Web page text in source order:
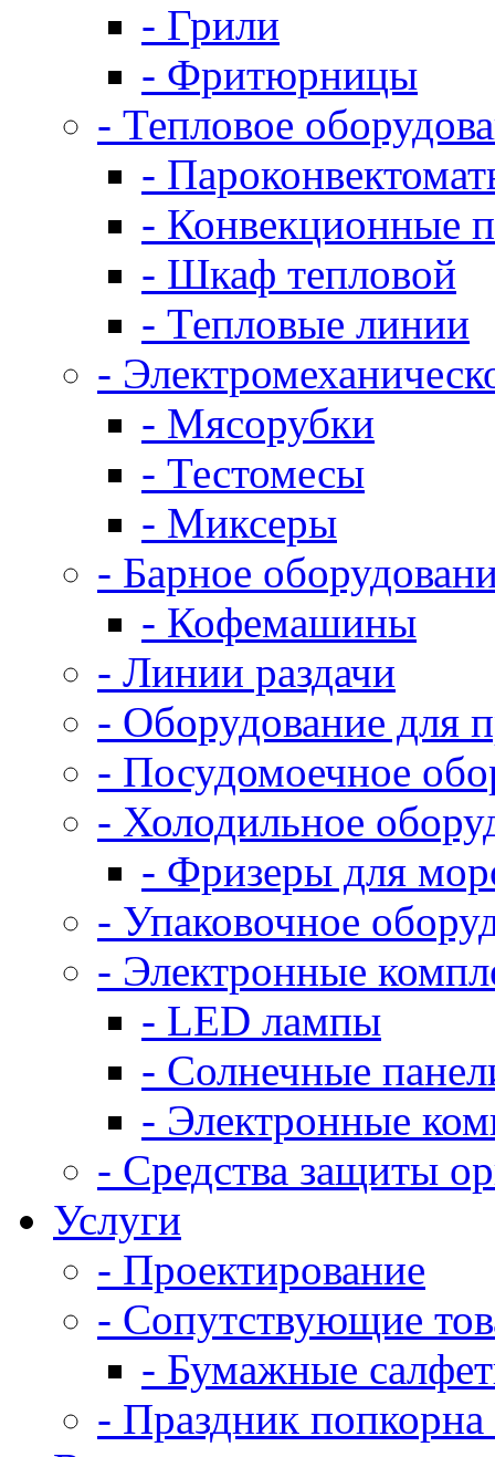
- Грили
- Фритюрницы
- Тепловое
-
- Конвекционные
- Шкаф тепловой
- Тепловые линии
-
- Мясорубки
- Тестомесы
- Миксеры
- Барное
- Кофемашины
- Линии раздачи
- Оборудование для
- Посудомоечное
- Холодильное
- Фризеры для
- Упаковочное
- Электронные
- LED лампы
- Солнечные
- Электронные
- Средства защиты
Услуги
- Проектирование
- Сопутствующие
- Бумажные
- Праздник